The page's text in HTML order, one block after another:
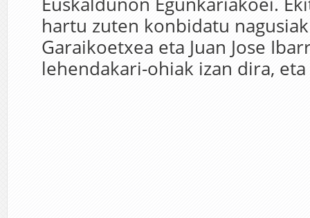
hartu zuten konbidatu
Garaikoetxea eta Juan Jose
lehendakari-ohiak izan dira,